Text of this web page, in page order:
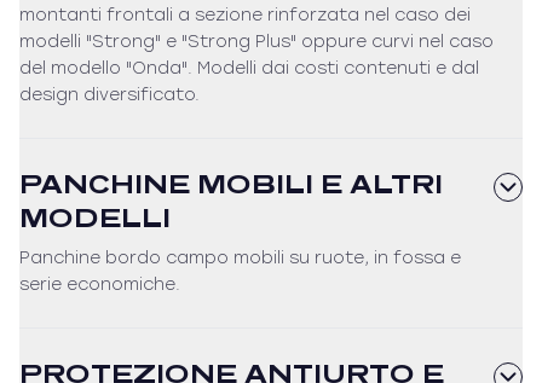
montanti frontali a sezione rinforzata nel caso dei
modelli "Strong" e "Strong Plus" oppure curvi nel caso
del modello "Onda". Modelli dai costi contenuti e dal
design diversificato.
PANCHINE MOBILI E ALTRI
MODELLI
Panchine bordo campo mobili su ruote, in fossa e
serie economiche.
PROTEZIONE ANTIURTO E